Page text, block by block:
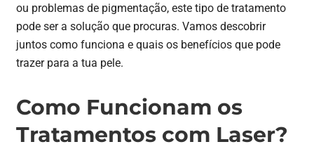
ou problemas de pigmentação, este tipo de tratamento
pode ser a solução que procuras. Vamos descobrir
juntos como funciona e quais os benefícios que pode
trazer para a tua pele.
Como Funcionam os
Tratamentos com Laser?